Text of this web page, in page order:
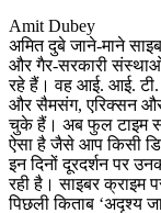
Amit Dubey
अमित दुबे जाने-माने
और गैर-सरकारी
रहे हैं। वह आई. आई. टी.
और सैमसंग, एरिक्सन
चुके हैं। अब फुल टाइम
ऐसा है जैसे आप किसी
इन दिनों दूरदर्शन पर
रही है। साइबर क्राइम
पिछली किताब ‘अदृश्य